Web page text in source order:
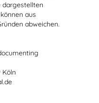
dargestellten
aus
abweichen.
Köln